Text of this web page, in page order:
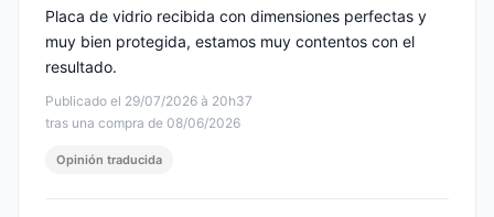
Publicado el 29/07/2026 à 20h37
tras una compra de 08/06/2026
Placa de vidrio recibida con dimensiones perfectas y
muy bien protegida, estamos muy contentos con el
resultado.
Opinión traducida